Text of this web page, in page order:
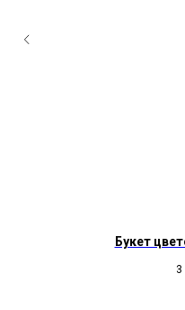
Букет
3